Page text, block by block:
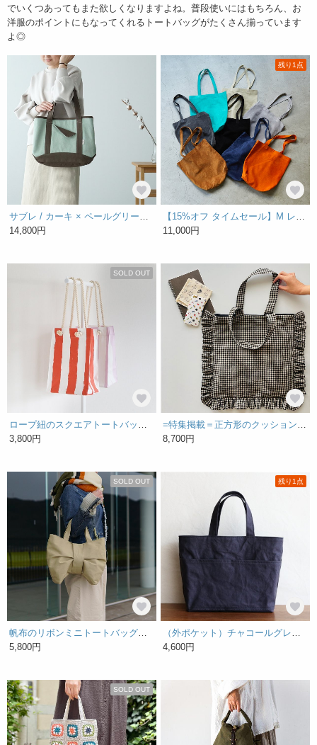
でいくつあってもまた欲しくなりますよね。普段使いにはもちろん、お
洋服のポイントにもなってくれるトートバッグがたくさん揃っています
よ◎
14,800円
残り1点
11,000円
SOLD OUT
3,800円
8,700円
SOLD OUT
5,800円
残り1点
4,600円
SOLD OUT